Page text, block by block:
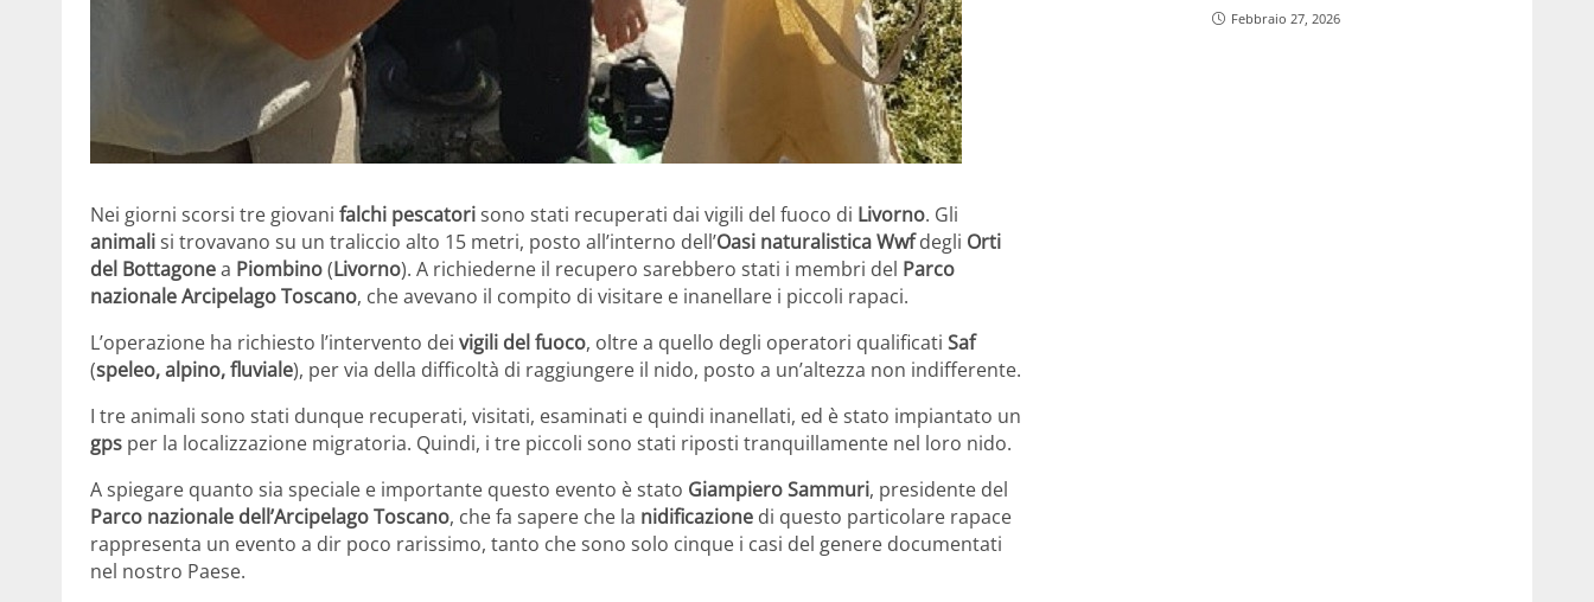
Nei giorni scorsi tre giovani falchi pescatorisono stati recuperati dai vigili del fuoco di Livorno. Gli
animalisi trovavano su un traliccio alto 15 metri, posto all’interno dell’Oasi naturalistica Wwfdegli Orti
del Bottagonea Piombino(Livorno). A richiederne il recupero sarebbero stati i membri del Parco
nazionale Arcipelago Toscano, che avevano il compito di visitare e inanellare i piccoli rapaci.
L’operazione ha richiesto l’intervento dei vigili del fuoco, oltre a quello degli operatori qualificati Saf
(speleo, alpino, fluviale), per via della difficoltà di raggiungere il nido, posto a un’altezza non indifferente.
I tre animali sono stati dunque recuperati, visitati, esaminati e quindi inanellati, ed è stato impiantato un
gps per la localizzazione migratoria. Quindi, i tre piccoli sono stati riposti tranquillamente nel loro nido.
A spiegare quanto sia speciale e importante questo evento è stato Giampiero Sammuri, presidente del
Parco nazionale dell’Arcipelago Toscano, che fa sapere che la nidificazione di questo particolare rapace
rappresenta un evento a dir poco rarissimo, tanto che sono solo cinque i casi del genere documentati
nel nostro Paese.
Febbraio 27, 2026